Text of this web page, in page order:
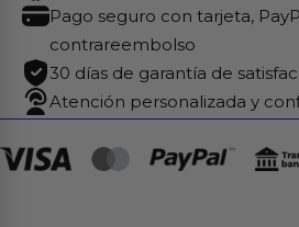
Pago seguro con tarjeta,
contrareembolso
30 días de garantía de
Atención personalizada y